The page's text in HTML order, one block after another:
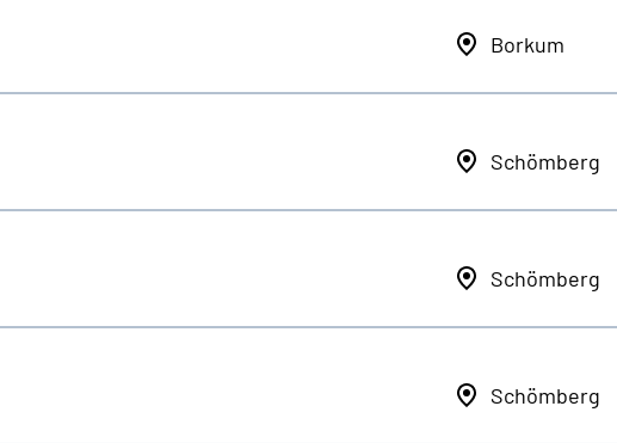
Borkum
Schömberg
Schömberg
Schömberg